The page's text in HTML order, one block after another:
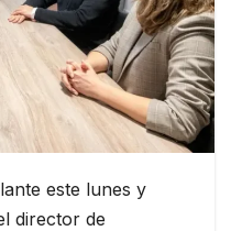
este lunes y
director de